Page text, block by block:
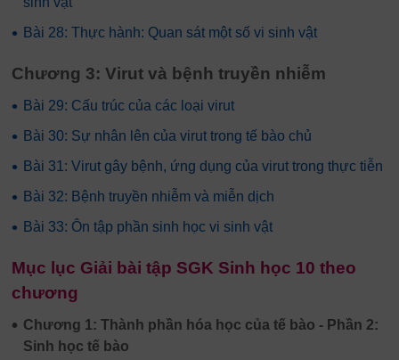
• Bài 28: Thực hành: Quan sát một số vi sinh vật
Chương 3: Virut và bệnh truyền nhiễm
• Bài 29: Cấu trúc của các loại virut
• Bài 30: Sự nhân lên của virut trong tế bào chủ
• Bài 31: Virut gây bệnh, ứng dụng của virut trong thực tiễn
• Bài 32: Bệnh truyền nhiễm và miễn dịch
• Bài 33: Ôn tập phần sinh học vi sinh vật
Mục lục Giải bài tập SGK Sinh học 10 theo
chương
• Chương 1: Thành phần hóa học của tế bào - Phần 2:
Sinh học tế bào